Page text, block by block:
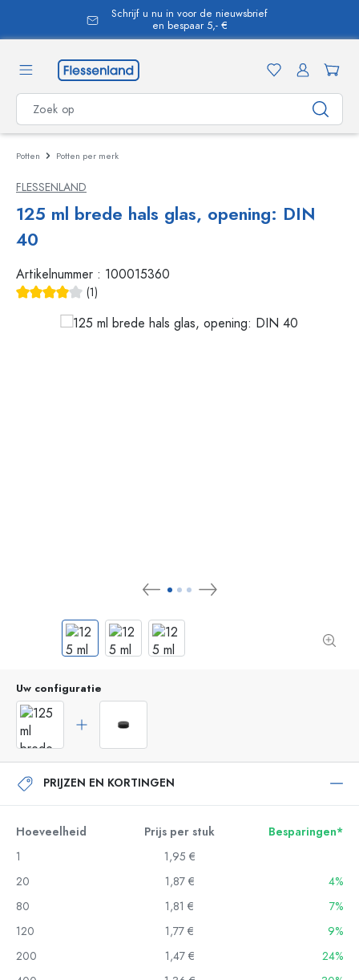
Schrijf u nu in voor de nieuwsbrief
en bespaar 5,- €
Potten Potten per merk
FLESSENLAND
125 ml brede hals glas, opening: DIN
40
Artikelnummer : 100015360
(1)
Uw configuratie
PRIJZEN EN KORTINGEN
Hoeveelheid Prijs per stuk
Besparingen*
1
1,95 €
20
1,87 €
4%
80
1,81 €
7%
120
1,77 €
9%
200
1,47 €
24%